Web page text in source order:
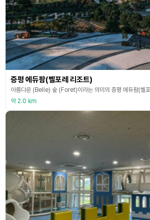
증평 에듀팜(벨포레 리조트)
약 2.0 km